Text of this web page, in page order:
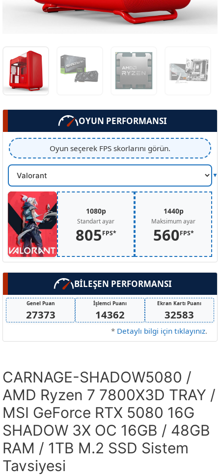
OYUN PERFORMANSI
Oyun seçerek FPS skorlarını görün.
Oyun
Secin
1080p
Standart ayar
805FPS*
1440p
Maksimum ayar
560FPS*
BİLEŞEN PERFORMANSI
Genel Puan
27373
İşlemci Puanı
14362
Ekran Kartı Puanı
32583
* Detaylı bilgi için tıklayınız.
CARNAGE-SHADOW5080 /
AMD Ryzen 7 7800X3D TRAY /
MSI GeForce RTX 5080 16G
SHADOW 3X OC 16GB / 48GB
RAM / 1TB M.2 SSD Sistem
Tavsiyesi